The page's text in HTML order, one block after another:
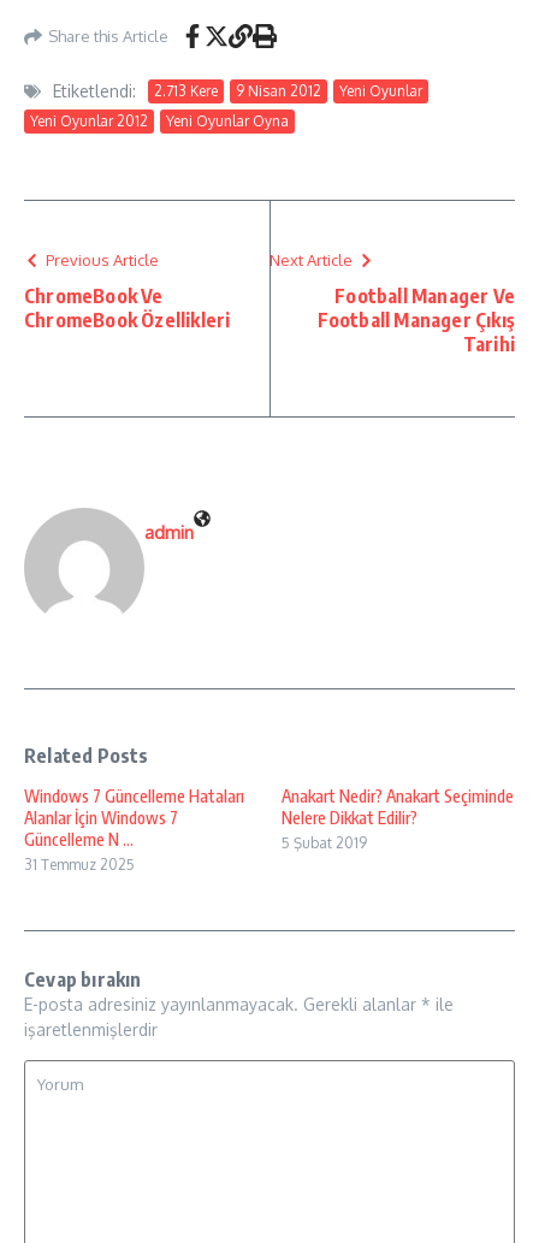
Share this Article
Etiketlendi: 2.713 Kere 9 Nisan 2012
Yeni Oyunlar
Yeni Oyunlar 2012
Yeni Oyunlar Oyna
Previous Article
ChromeBook Ve
ChromeBook Özellikleri
Next Article
Football Manager Ve
Football Manager Çıkış
Tarihi
admin
Related Posts
Windows 7 Güncelleme Hataları
Alanlar İçin Windows 7
Güncelleme N ...
31 Temmuz 2025
Anakart Nedir? Anakart Seçiminde
Nelere Dikkat Edilir?
5 Şubat 2019
Cevap bırakın
E-posta adresiniz yayınlanmayacak. Gerekli alanlar * ile
işaretlenmişlerdir